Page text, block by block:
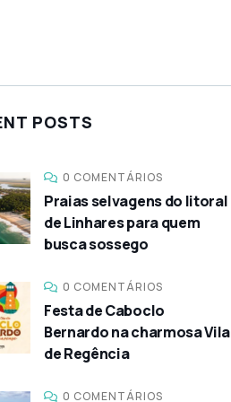
POSTS
0 COMENTÁRIOS
Praias selvagens do litoral
de Linhares para quem
busca sossego
0 COMENTÁRIOS
Festa de Caboclo
Bernardo na charmosa Vila
de Regência
0 COMENTÁRIOS